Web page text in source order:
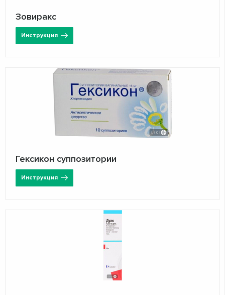
Зовиракс
Инструкция
Гексикон суппозитории
Инструкция